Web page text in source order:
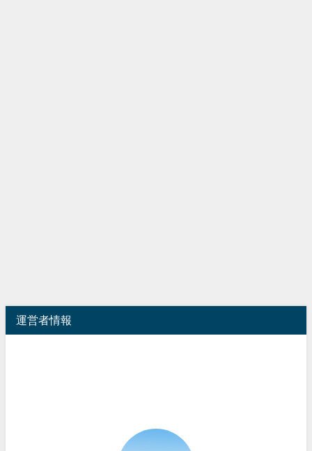
運営者情報